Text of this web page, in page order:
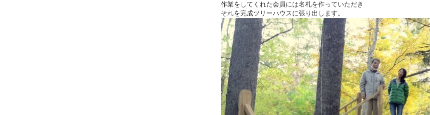
作業をしてくれた会員には名札を作っていただき
それを完成ツリーハウスに張り出します。